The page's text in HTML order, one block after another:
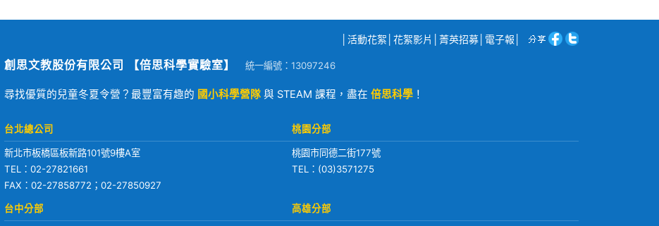
活動花絮 花絮影片 菁英招募 電子報
創思文教股份有限公司 【倍思科學實驗室】 統一編號：13097246
尋找優質的兒童冬夏令營？最豐富有趣的 國小科學營隊 與 STEAM 課程，盡在 倍思科學 ！
台北總公司
新北市板橋區板新路101號9樓A室
TEL： 02-27821661
FAX：02-27858772；02-27850927
桃園分部
桃園市同德二街177號
TEL： (03)3571275
台中分部 高雄分部